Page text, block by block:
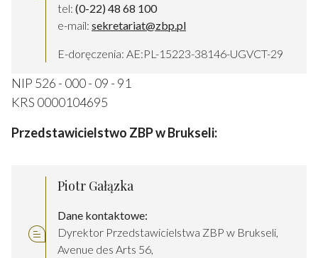
tel: (0-22) 48 68 100
e-mail: sekretariat@zbp.pl
E-doręczenia: AE:PL-15223-38146-UGVCT-29
NIP 526 - 000 - 09 - 91
KRS 0000104695
Przedstawicielstwo ZBP w Brukseli:
Piotr Gałązka
Dane kontaktowe:
Dyrektor Przedstawicielstwa ZBP w Brukseli,
Avenue des Arts 56,